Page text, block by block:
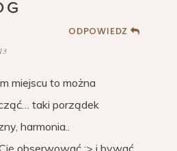
ODPOWIEDZ
miejscu to można
taki porządek
harmonia..